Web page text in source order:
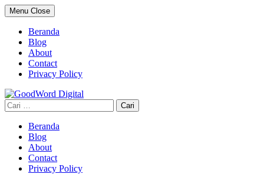
Skip
to
content
Menu Close
Beranda
Blog
About
Contact
Privacy Policy
Cari
untuk:
Beranda
Blog
About
Contact
Privacy Policy